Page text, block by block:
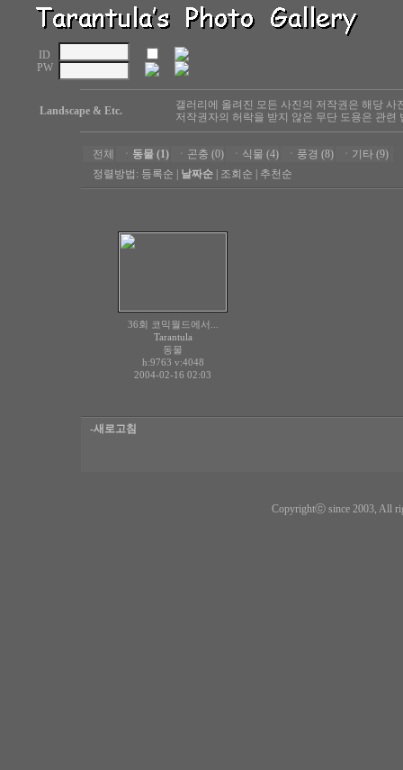
ID
PW
Landscape & Etc.
갤러리에 올려진 모든 사진의 저작권은 해당 사
저작권자의 허락을 받지 않은 무단 도용은 관련
전체 ㆍ 동물 (1) ㆍ 곤충 (0) ㆍ 식물 (4) ㆍ 풍경 (8) ㆍ 기타 (9)
정렬방법: 등록순 날짜순 조회순 추천순
36회 코믹월드에서...
Tarantula
동물
h:9763 v:4048
2004-02-16 02:03
-새로고침
Copyrightⓒ since 2003, All